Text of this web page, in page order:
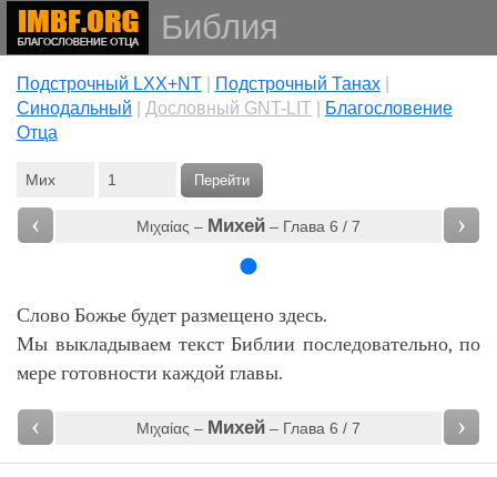
Библия
Подстрочный LXX+NT| Подстрочный Танах|
Cинодальный
Дословный GNT-LIT|
Благословение
Отца
Перейти
‹ Μιχαίας – Михей– Глава 6 / 7 ›
Слово Божье будет размещено здесь.
Мы выкладываем текст Библии последовательно, по
мере готовности каждой главы.
‹ Μιχαίας – Михей– Глава 6 / 7 ›